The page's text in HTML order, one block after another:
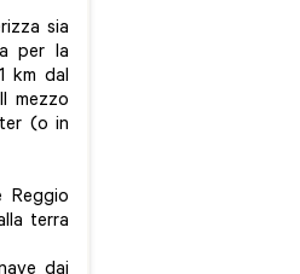
sia
per la
km dal
mezzo
(o in
Reggio
terra